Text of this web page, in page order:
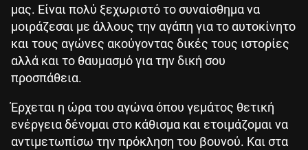
μας. Είναι πολύ ξεχωριστό το συναίσθημα να
μοιράζεσαι με άλλους την αγάπη για το αυτοκίνητο
και τους αγώνες ακούγοντας δικές τους ιστορίες
αλλά και το θαυμασμό για την δική σου
προσπάθεια.
Έρχεται η ώρα του αγώνα όπου γεμάτος θετική
ενέργεια δένομαι στο κάθισμα και ετοιμάζομαι να
αντιμετωπίσω την πρόκληση του βουνού. Και στα